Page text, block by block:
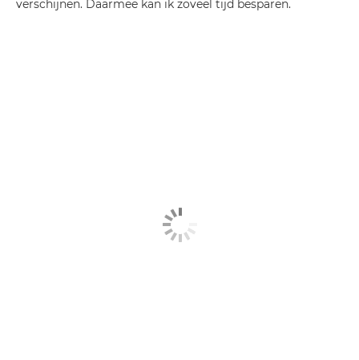
verschijnen. Daarmee kan ik zoveel tijd besparen.